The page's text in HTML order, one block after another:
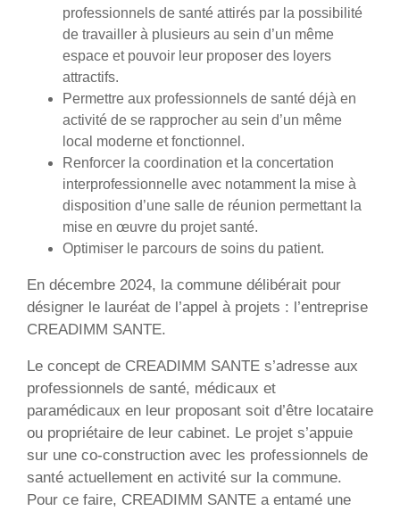
professionnels de santé attirés par la possibilité
de travailler à plusieurs au sein d’un même
espace et pouvoir leur proposer des loyers
attractifs.
Permettre aux professionnels de santé déjà en
activité de se rapprocher au sein d’un même
local moderne et fonctionnel.
Renforcer la coordination et la concertation
interprofessionnelle avec notamment la mise à
disposition d’une salle de réunion permettant la
mise en œuvre du projet santé.
Optimiser le parcours de soins du patient.
En décembre 2024, la commune délibérait pour
désigner le lauréat de l’appel à projets : l’entreprise
CREADIMM SANTE.
Le concept de CREADIMM SANTE s’adresse aux
professionnels de santé, médicaux et
paramédicaux en leur proposant soit d’être locataire
ou propriétaire de leur cabinet. Le projet s’appuie
sur une co-construction avec les professionnels de
santé actuellement en activité sur la commune.
Pour ce faire, CREADIMM SANTE a entamé une